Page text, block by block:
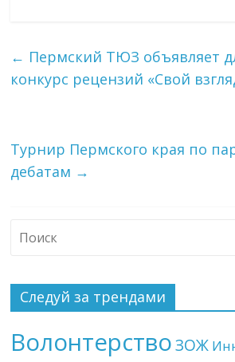
← Пермский ТЮЗ объявляет
конкурс рецензий «Свой
Турнир Пермского края по
дебатам →
Следуй за трендами
Волонтерство ЗОЖ